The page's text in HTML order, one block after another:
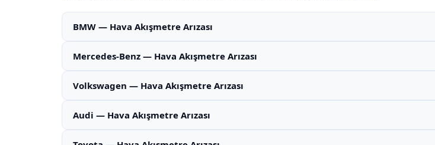
BMW — Hava Akışmetre Arızası
Mercedes-Benz — Hava Akışmetre Arızası
Volkswagen — Hava Akışmetre Arızası
Audi — Hava Akışmetre Arızası